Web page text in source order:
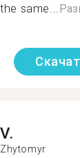
same...
V.
Zhytomyr